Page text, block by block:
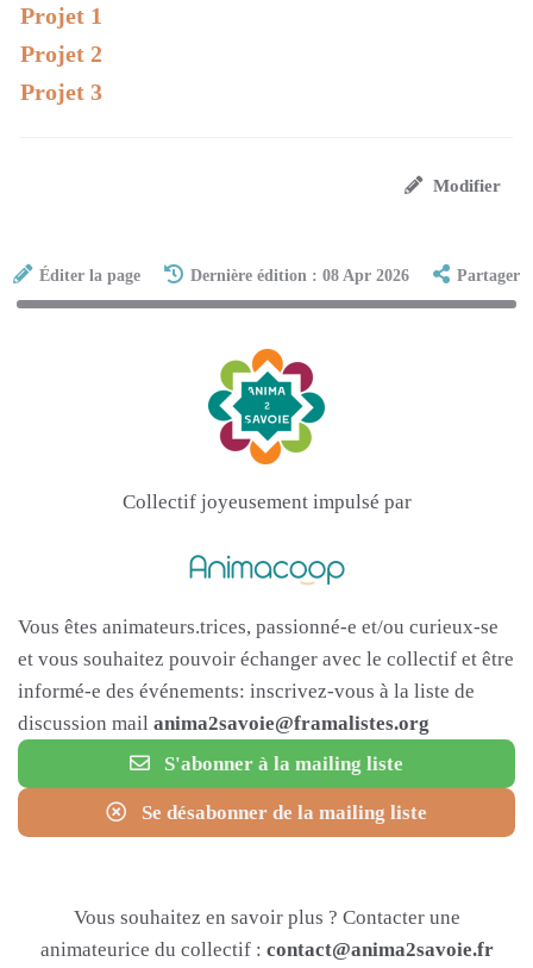
Projet 1
Projet 2
Projet 3
Modifier
Éditer la page Dernière édition : 08 Apr 2026 Partager
Collectif joyeusement impulsé par
Vous êtes animateurs.trices, passionné-e et/ou curieux-se
et vous souhaitez pouvoir échanger avec le collectif et être
informé-e des événements: inscrivez-vous à la liste de
discussion mail anima2savoie@framalistes.org
S'abonner à la mailing liste
Se désabonner de la mailing liste
Vous souhaitez en savoir plus ? Contacter une
animateurice du collectif : contact@anima2savoie.fr